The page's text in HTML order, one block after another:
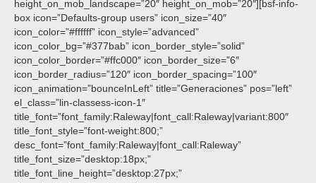
height_on_mob_landscape=”20″ height_on_mob=”20″][bsf-info-
box icon=”Defaults-group users” icon_size=”40″
icon_color=”#ffffff” icon_style=”advanced”
icon_color_bg=”#377bab” icon_border_style=”solid”
icon_color_border=”#ffc000″ icon_border_size=”6″
icon_border_radius=”120″ icon_border_spacing=”100″
icon_animation=”bounceInLeft” title=”Generaciones” pos=”left”
el_class=”lin-classess-icon-1″
title_font=”font_family:Raleway|font_call:Raleway|variant:800″
title_font_style=”font-weight:800;”
desc_font=”font_family:Raleway|font_call:Raleway”
title_font_size=”desktop:18px;”
title_font_line_height=”desktop:27px;”